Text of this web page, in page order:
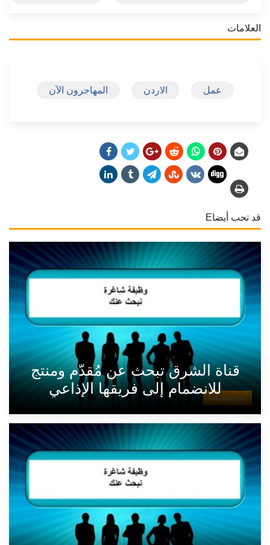
العلامات
عمل الاردن المهاجرون الآن
قد تحب أيضاE
منح وخدمات
قناة الشرق تبحث عن مُقدّم ومنتج
للانضمام إلى فريقها الإذاعي